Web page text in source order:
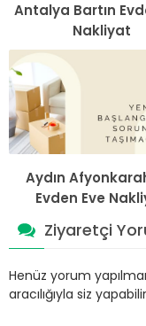
Antalya Bartın
Nakliyat
Aydın
Evden Eve
Ziyaretçi
Henüz yorum
aracılığıyla siz